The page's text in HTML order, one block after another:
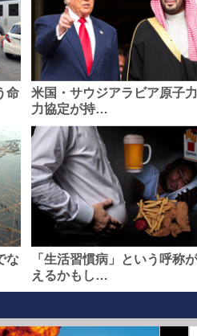
命
米国・サウジアラビア原子
力協定が持…
な
「生活習慣病」という呼称
えるかもし…